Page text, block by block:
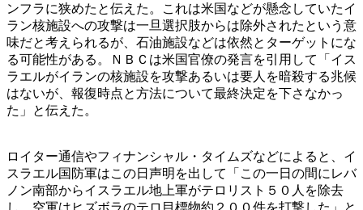
ンフラに狭めたと伝えた。これは米国などが懸念していたイ
ラン核施設への攻撃は一旦選択肢からは除外されたという意
味だと考えられるが、石油施設などは依然とターゲットにな
る可能性がある。ＮＢＣは米国官僚の発言を引用して「イス
ラエルがイランの核施設を攻撃あるいは要人を暗殺する兆候
はないが、報復時点と方法について最終決定を下さなかっ
た」と伝えた。
ロイター通信やフィナンシャル・タイムズなどによると、イ
スラエル国防軍はこの日声明を出して「この一日の間にレバ
ノン南部からイスラエル地上軍がテロリスト５０人を除去
し、空軍はヒズボラのテロ目標物約２００件を打撃した」と